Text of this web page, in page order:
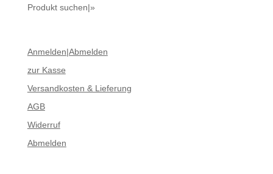
Produkt suchen|»
Anmelden|Abmelden
zur Kasse
Versandkosten & Lieferung
AGB
Widerruf
Abmelden